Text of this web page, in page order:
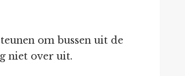
om bussen uit de
niet over uit.